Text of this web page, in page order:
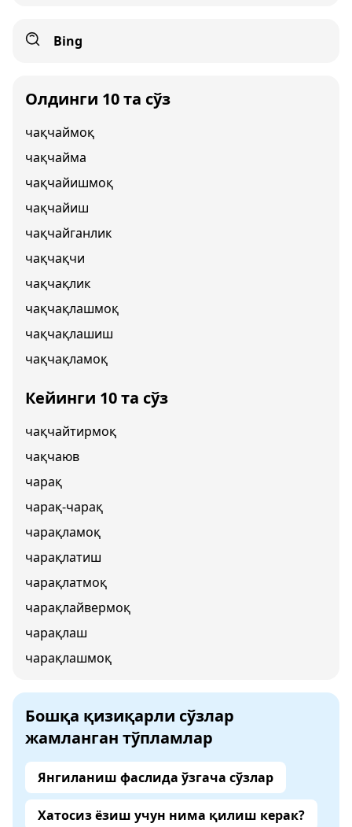
Bing
Олдинги 10 та сўз
чақчаймоқ
чақчайма
чақчайишмоқ
чақчайиш
чақчайганлик
чақчақчи
чақчақлик
чақчақлашмоқ
чақчақлашиш
чақчақламоқ
Кейинги 10 та сўз
чақчайтирмоқ
чақчаюв
чарақ
чарақ-чарақ
чарақламоқ
чарақлатиш
чарақлатмоқ
чарақлайвермоқ
чарақлаш
чарақлашмоқ
Бошқа қизиқарли сўзлар
жамланган тўпламлар
Янгиланиш фаслида ўзгача сўзлар
Хатосиз ёзиш учун нима қилиш керак?